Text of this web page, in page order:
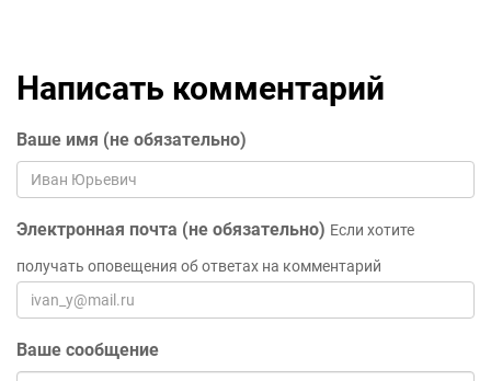
Написать комментарий
Ваше имя (не обязательно)
Электронная почта (не обязательно) Если хотите
получать оповещения об ответах на комментарий
Ваше сообщение